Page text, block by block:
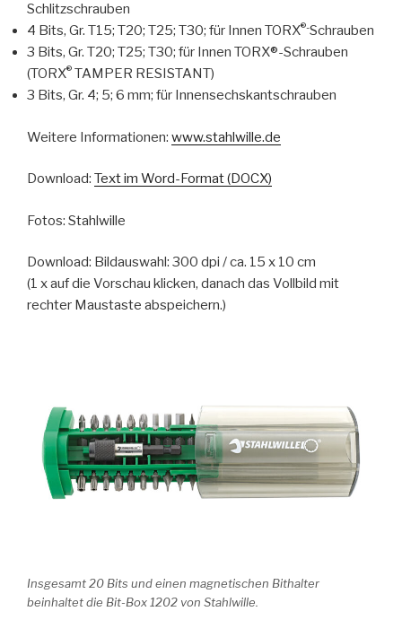
Schlitzschrauben
4 Bits, Gr. T15; T20; T25; T30; für Innen TORX®-Schrauben
3 Bits, Gr. T20; T25; T30; für Innen TORX®-Schrauben
(TORX® TAMPER RESISTANT)
3 Bits, Gr. 4; 5; 6 mm; für Innensechskantschrauben
Weitere Informationen: www.stahlwille.de
Download: Text im Word-Format (DOCX)
Fotos: Stahlwille
Download: Bildauswahl: 300 dpi / ca. 15 x 10 cm
(1 x auf die Vorschau klicken, danach das Vollbild mit
rechter Maustaste abspeichern.)
Insgesamt 20 Bits und einen magnetischen Bithalter
beinhaltet die Bit-Box 1202 von Stahlwille.